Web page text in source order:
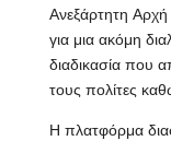
Ανεξάρτητη
για μια ακόμη
διαδικασία που
τους πολίτες
Η πλατφόρμα